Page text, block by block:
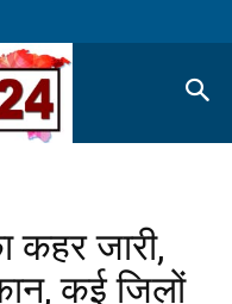
कहर जारी,
कई जिलों